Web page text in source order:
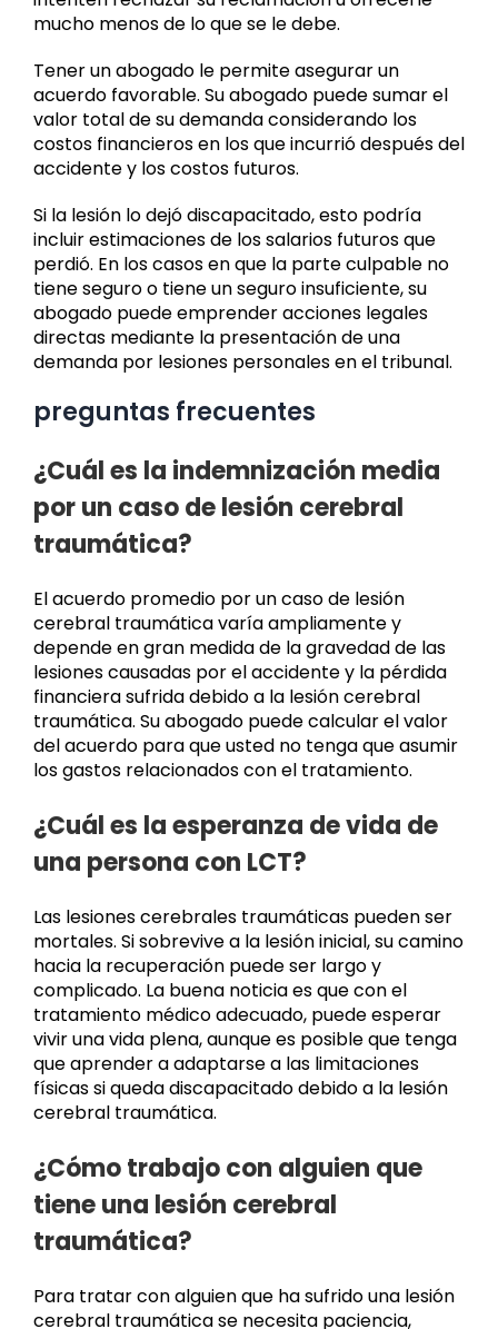
mucho menos de lo que se le debe.
Tener un abogado le permite asegurar un
acuerdo favorable. Su abogado puede sumar el
valor total de su demanda considerando los
costos financieros en los que incurrió después del
accidente y los costos futuros.
Si la lesión lo dejó discapacitado, esto podría
incluir estimaciones de los salarios futuros que
perdió. En los casos en que la parte culpable no
tiene seguro o tiene un seguro insuficiente, su
abogado puede emprender acciones legales
directas mediante la presentación de una
demanda por lesiones personales en el tribunal.
preguntas frecuentes
¿Cuál es la indemnización media
por un caso de lesión cerebral
traumática?
El acuerdo promedio por un caso de lesión
cerebral traumática varía ampliamente y
depende en gran medida de la gravedad de las
lesiones causadas por el accidente y la pérdida
financiera sufrida debido a la lesión cerebral
traumática. Su abogado puede calcular el valor
del acuerdo para que usted no tenga que asumir
los gastos relacionados con el tratamiento.
¿Cuál es la esperanza de vida de
una persona con LCT?
Las lesiones cerebrales traumáticas pueden ser
mortales. Si sobrevive a la lesión inicial, su camino
hacia la recuperación puede ser largo y
complicado. La buena noticia es que con el
tratamiento médico adecuado, puede esperar
vivir una vida plena, aunque es posible que tenga
que aprender a adaptarse a las limitaciones
físicas si queda discapacitado debido a la lesión
cerebral traumática.
¿Cómo trabajo con alguien que
tiene una lesión cerebral
traumática?
Para tratar con alguien que ha sufrido una lesión
cerebral traumática se necesita paciencia,